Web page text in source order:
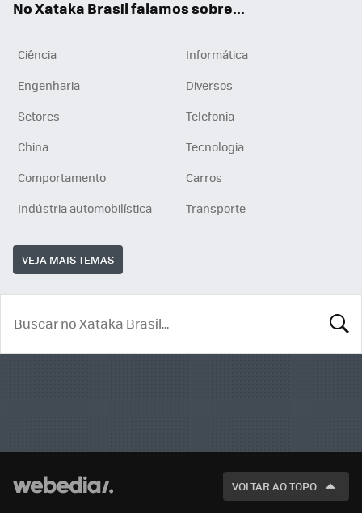
No Xataka Brasil falamos sobre...
Ciência
Informática
Engenharia
Diversos
Setores
Telefonia
China
Tecnologia
Comportamento
Carros
Indústria automobilística
Transporte
VEJA MAIS TEMAS
VOLTAR AO TOPO